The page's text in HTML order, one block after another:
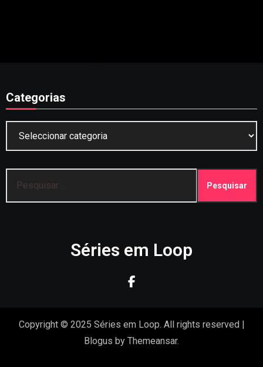
Categorias
por:
Séries em Loop
Copyright © 2025 Séries em Loop. All rights reserved |
Blogus by Themeansar.